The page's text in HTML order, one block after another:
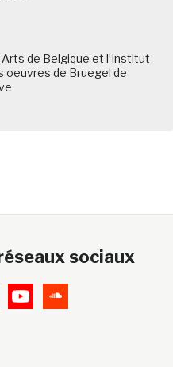
de Belgique et l’Institut
oeuvres de Bruegel de
sociaux